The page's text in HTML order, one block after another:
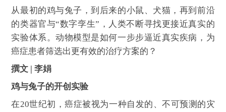
从最初的鸡与兔子，到后来的小鼠、犬猫，再到前沿
的类器官与“数字孪生”，人类不断寻找更接近真实的
实验体系。动物模型是如何一步步逼近真实疾病，为
癌症患者筛选出更有效的治疗方案的？
撰文 | 李娟
鸡与兔子的开创实验
在20世纪初，癌症被视为一种自发的、不可预测的灾